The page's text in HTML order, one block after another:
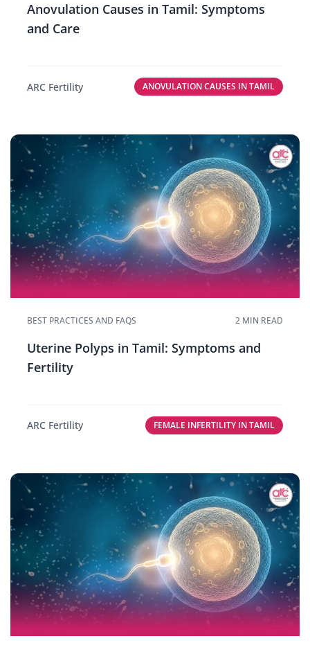
Anovulation Causes in Tamil: Symptoms
and Care
ARC Fertility ANOVULATION CAUSES IN TAMIL
BEST PRACTICES AND FAQS 2 MIN READ
Uterine Polyps in Tamil: Symptoms and
Fertility
ARC Fertility FEMALE INFERTILITY IN TAMIL